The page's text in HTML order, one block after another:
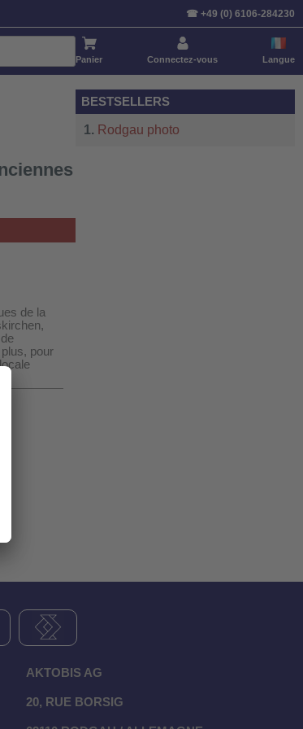
☎ +49 (0) 6106-284230
Panier Connectez-vous Langue
Prix Standardisé
de la
pour
BESTSELLERS
Rodgau photo
AKTOBIS AG
20, RUE BORSIG